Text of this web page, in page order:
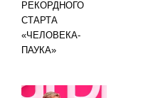
РЕКОРДНОГО
СТАРТА
«ЧЕЛОВЕКА-
ПАУКА»